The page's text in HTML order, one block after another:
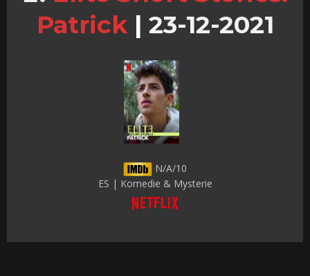
Patrick | 23-12-2021
N/A/10
ES | Komedie & Mysterie